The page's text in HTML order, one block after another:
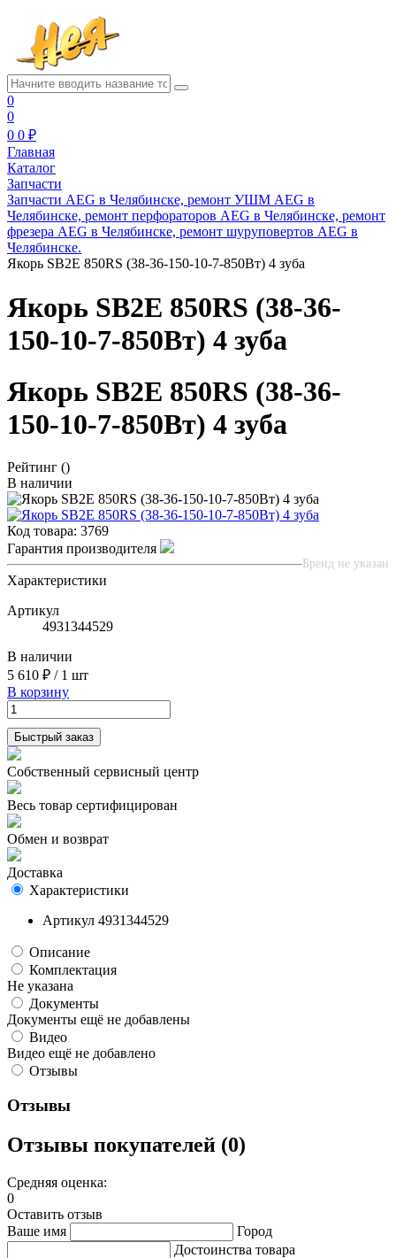
0
0
0 0 ₽
Главная
Каталог
Запчасти
Запчасти AEG в Челябинске, ремонт УШМ AEG в
Челябинске, ремонт перфораторов AEG в Челябинске, ремонт
фрезера AEG в Челябинске, ремонт шуруповертов AEG в
Челябинске.
Якорь SB2E 850RS (38-36-150-10-7-850Вт) 4 зуба
Якорь SB2E 850RS (38-36-
150-10-7-850Вт) 4 зуба
Якорь SB2E 850RS (38-36-
150-10-7-850Вт) 4 зуба
Рейтинг ()
В наличии
Код товара: 3769
Гарантия производителя
Бренд не указан
Характеристики
Артикул
4931344529
В наличии
5 610 ₽ / 1 шт
В корзину
Быстрый заказ
Собственный сервисный центр
Весь товар сертифицирован
Обмен и возврат
Доставка
Характеристики
Артикул 4931344529
Описание
Комплектация
Не указана
Документы
Документы ещё не добавлены
Видео
Видео ещё не добавлено
Отзывы
Отзывы
Отзывы покупателей (0)
Средняя оценка:
0
Оставить отзыв
Ваше имя
Город
Достоинства товара